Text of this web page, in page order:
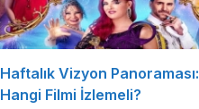
Haftalık Vizyon Panoraması:
Hangi Filmi İzlemeli?